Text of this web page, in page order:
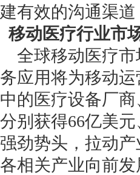
建有效的沟通渠
移动医疗行业市
全球移动医疗市
务应用将为移动
中的医疗设备厂
分别获得66亿美
强劲势头，拉动
各相关产业向前